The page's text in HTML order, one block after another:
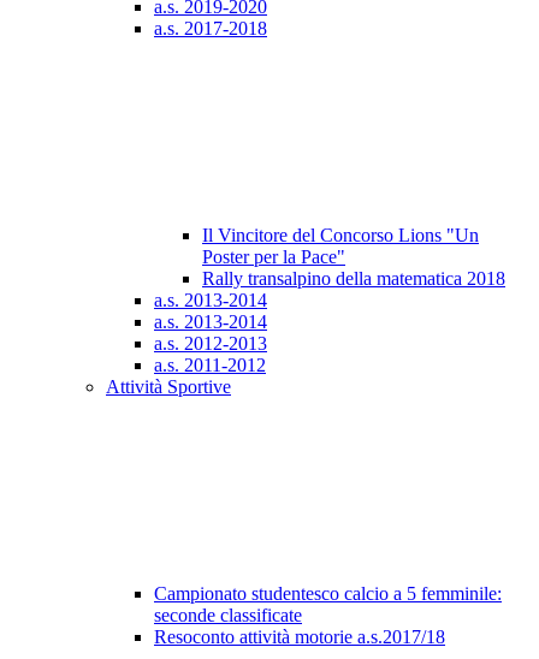
a.s. 2019-2020
a.s. 2017-2018
Il Vincitore del Concorso Lions "Un
Poster per la Pace"
Rally transalpino della matematica 2018
a.s. 2013-2014
a.s. 2013-2014
a.s. 2012-2013
a.s. 2011-2012
Attività Sportive
Campionato studentesco calcio a 5 femminile:
seconde classificate
Resoconto attività motorie a.s.2017/18